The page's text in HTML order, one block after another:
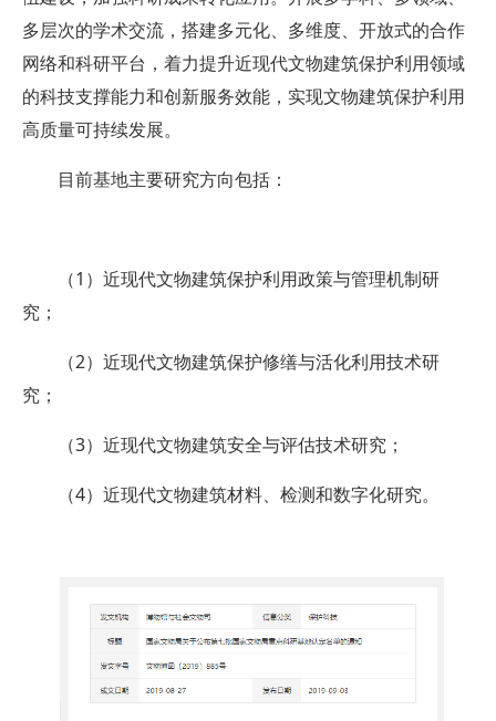
多层次的学术交流，搭建多元化、多维度、开放式的合作
网络和科研平台，着力提升近现代文物建筑保护利用领域
的科技支撑能力和创新服务效能，实现文物建筑保护利用
高质量可持续发展。
目前基地主要研究方向包括：
（1）近现代文物建筑保护利用政策与管理机制研
究；
（2）近现代文物建筑保护修缮与活化利用技术研
究；
（3）近现代文物建筑安全与评估技术研究；
（4）近现代文物建筑材料、检测和数字化研究。